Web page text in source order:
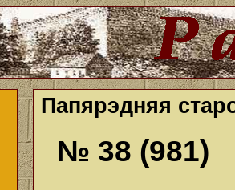
Папярэдняя
№ 38 (981)